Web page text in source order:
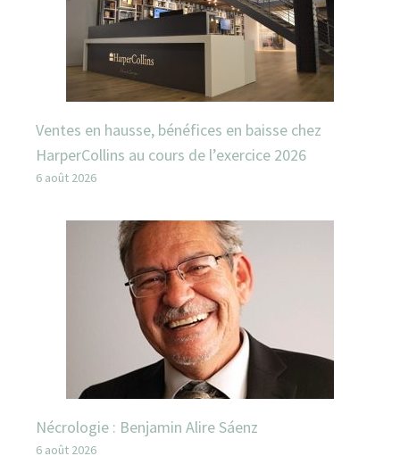
Ventes en hausse, bénéfices en baisse chez
HarperCollins au cours de l’exercice 2026
6 août 2026
Nécrologie : Benjamin Alire Sáenz
6 août 2026